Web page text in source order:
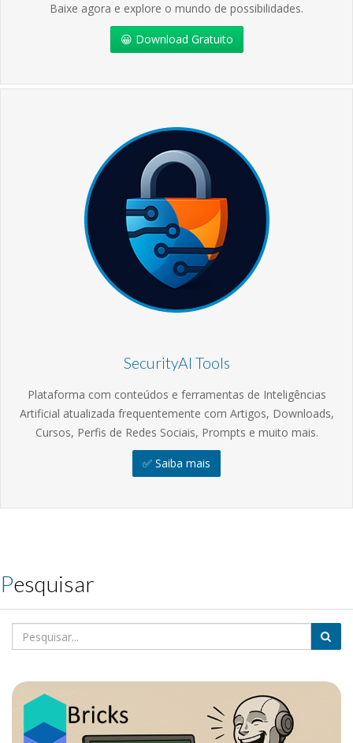
Baixe agora e explore o mundo de possibilidades.
😀 Download Gratuito
SecurityAI Tools
Plataforma com conteúdos e ferramentas de Inteligências
Artificial atualizada frequentemente com Artigos, Downloads,
Cursos, Perfis de Redes Sociais, Prompts e muito mais.
✅ Saiba mais
Pesquisar